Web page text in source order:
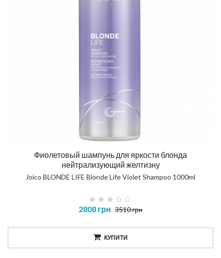
Фиолетовый шампунь для яркости блонда
нейтрализующий желтизну
Joico BLONDE LIFE Blonde Life Violet Shampoo 1000ml
2808 грн 3510 грн
КУПИТИ